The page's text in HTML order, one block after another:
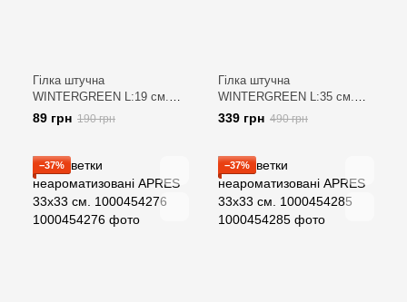
Гілка штучна
WINTERGREEN L:19 см.
1000364937
89 грн 190 грн
Гілка штучна
WINTERGREEN L:35 см.
1000339838
339 грн 490 грн
−37% −37%